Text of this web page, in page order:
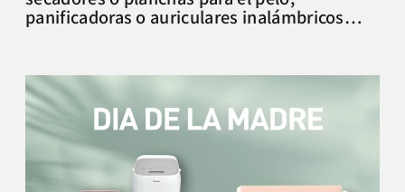
panificadoras o auriculares inalámbricos…